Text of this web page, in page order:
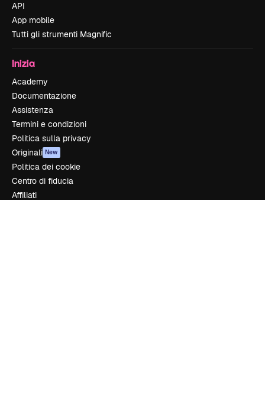
API
App mobile
Tutti gli strumenti Magnific
Inizia
Academy
Documentazione
Assistenza
Termini e condizioni
Politica sulla privacy
Originali New
Politica dei cookie
Centro di fiducia
Affiliati